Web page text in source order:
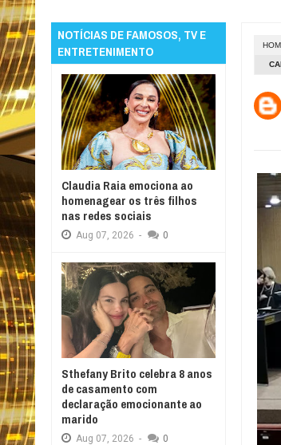
NOTÍCIAS DE FAMOSOS, TV E
ENTRETENIMENTO
Claudia Raia emociona ao
homenagear os três filhos
nas redes sociais
Aug 07, 2026 - 0
Sthefany Brito celebra 8 anos
de casamento com
declaração emocionante ao
marido
Aug 07, 2026 - 0